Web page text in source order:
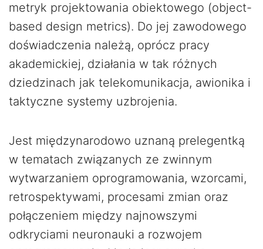
metryk projektowania obiektowego (object-
based design metrics). Do jej zawodowego
doświadczenia należą, oprócz pracy
akademickiej, działania w tak różnych
dziedzinach jak telekomunikacja, awionika i
taktyczne systemy uzbrojenia.
Jest międzynarodowo uznaną prelegentką
w tematach związanych ze zwinnym
wytwarzaniem oprogramowania, wzorcami,
retrospektywami, procesami zmian oraz
połączeniem między najnowszymi
odkryciami neuronauki a rozwojem